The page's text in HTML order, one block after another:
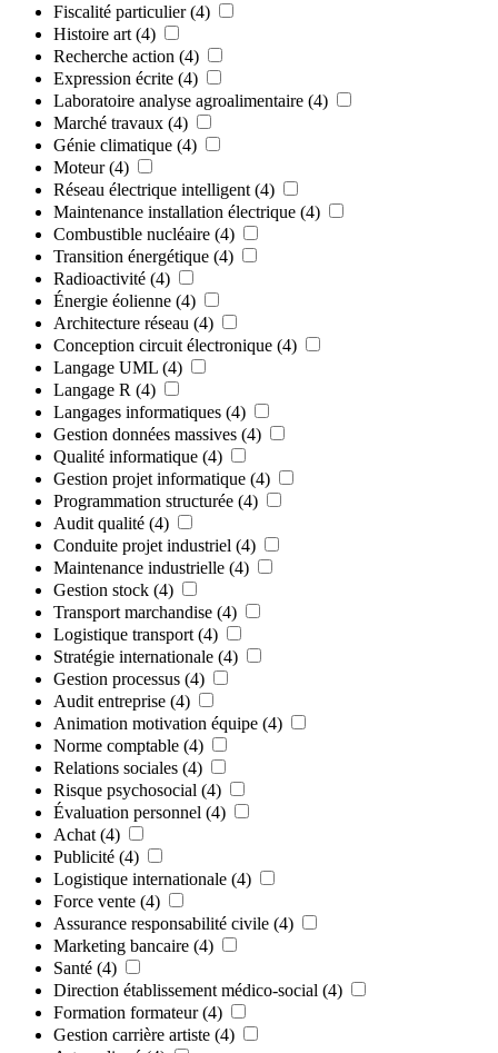
Fiscalité particulier (4)
Histoire art (4)
Recherche action (4)
Expression écrite (4)
Laboratoire analyse agroalimentaire (4)
Marché travaux (4)
Génie climatique (4)
Moteur (4)
Réseau électrique intelligent (4)
Maintenance installation électrique (4)
Combustible nucléaire (4)
Transition énergétique (4)
Radioactivité (4)
Énergie éolienne (4)
Architecture réseau (4)
Conception circuit électronique (4)
Langage UML (4)
Langage R (4)
Langages informatiques (4)
Gestion données massives (4)
Qualité informatique (4)
Gestion projet informatique (4)
Programmation structurée (4)
Audit qualité (4)
Conduite projet industriel (4)
Maintenance industrielle (4)
Gestion stock (4)
Transport marchandise (4)
Logistique transport (4)
Stratégie internationale (4)
Gestion processus (4)
Audit entreprise (4)
Animation motivation équipe (4)
Norme comptable (4)
Relations sociales (4)
Risque psychosocial (4)
Évaluation personnel (4)
Achat (4)
Publicité (4)
Logistique internationale (4)
Force vente (4)
Assurance responsabilité civile (4)
Marketing bancaire (4)
Santé (4)
Direction établissement médico-social (4)
Formation formateur (4)
Gestion carrière artiste (4)